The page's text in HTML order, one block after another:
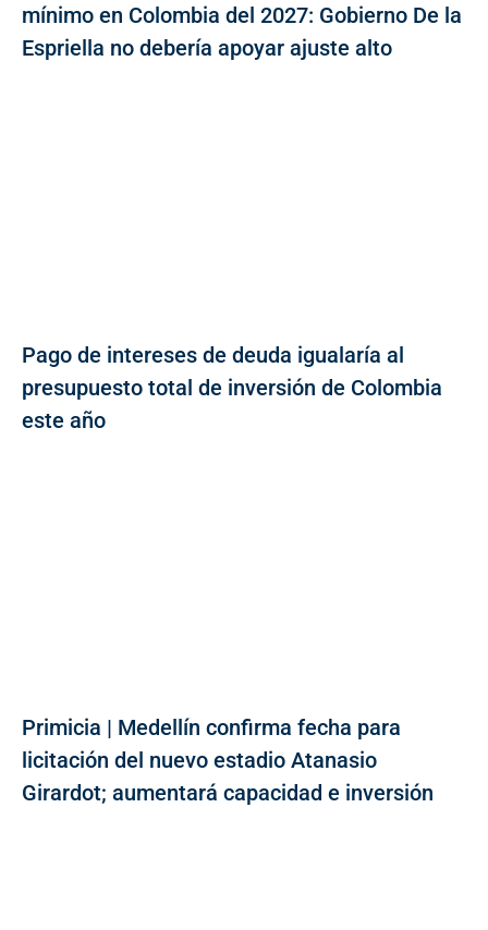
mínimo en Colombia del 2027: Gobierno De la
Espriella no debería apoyar ajuste alto
Pago de intereses de deuda igualaría al
presupuesto total de inversión de Colombia
este año
Primicia | Medellín confirma fecha para
licitación del nuevo estadio Atanasio
Girardot; aumentará capacidad e inversión